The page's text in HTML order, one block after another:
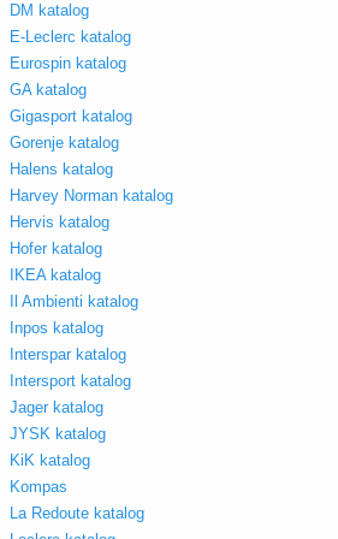
DM katalog
E-Leclerc katalog
Eurospin katalog
GA katalog
Gigasport katalog
Gorenje katalog
Halens katalog
Harvey Norman katalog
Hervis katalog
Hofer katalog
IKEA katalog
Il Ambienti katalog
Inpos katalog
Interspar katalog
Intersport katalog
Jager katalog
JYSK katalog
KiK katalog
Kompas
La Redoute katalog